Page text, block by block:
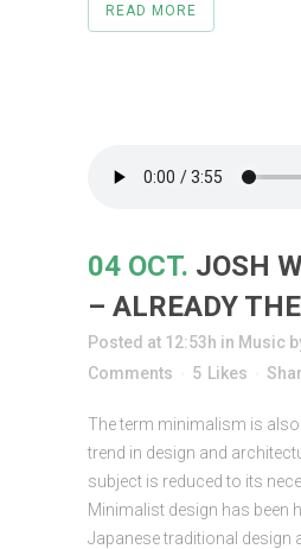
READ MORE
04 OCT. JOSH
– ALREADY
Posted at 12:53h in Music
Comments
5 Likes
The term minimalism is
trend in design and
subject is reduced to its
Minimalist design has been
Japanese traditional design